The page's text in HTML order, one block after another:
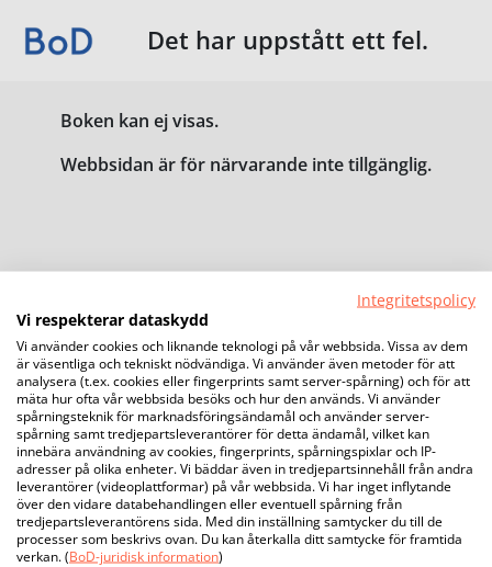
Det har uppstått ett fel.
Boken kan ej visas.
Webbsidan är för närvarande inte tillgänglig.
Integritetspolicy
Vi respekterar dataskydd
Vi använder cookies och liknande teknologi på vår webbsida. Vissa av dem
är väsentliga och tekniskt nödvändiga. Vi använder även metoder för att
analysera (t.ex. cookies eller fingerprints samt server-spårning) och för att
mäta hur ofta vår webbsida besöks och hur den används. Vi använder
spårningsteknik för marknadsföringsändamål och använder server-
spårning samt tredjepartsleverantörer för detta ändamål, vilket kan
innebära användning av cookies, fingerprints, spårningspixlar och IP-
adresser på olika enheter. Vi bäddar även in tredjepartsinnehåll från andra
leverantörer (videoplattformar) på vår webbsida. Vi har inget inflytande
över den vidare databehandlingen eller eventuell spårning från
tredjepartsleverantörens sida. Med din inställning samtycker du till de
processer som beskrivs ovan. Du kan återkalla ditt samtycke för framtida
verkan. (BoD-juridisk information)